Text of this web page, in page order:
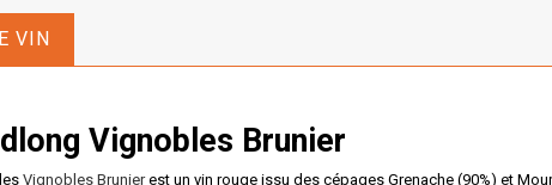
VIN
Vignobles Brunier
Vignobles Brunierest un vin rouge issu des cépages Grenache (90%) et